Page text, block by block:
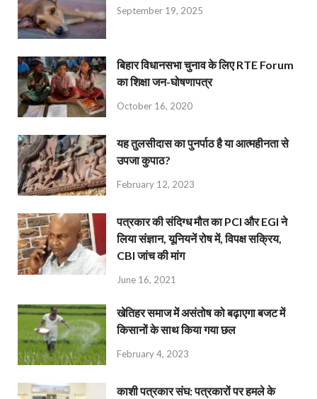
September 19, 2025
बिहार विधानसभा चुनाव के लिए RTE Forum
का शिक्षा जन-घोषणापत्र
October 16, 2020
यह तुलसीदास का पुनर्पाठ है या आत्महीनता से
उपजा कुपाठ?
February 12, 2023
पत्रकार की संदिग्ध मौत का PCI और EGI ने
लिया संज्ञान, यूनियनें रोष में, विपक्ष सक्रिय,
CBI जांच की मांग
June 16, 2021
खेतिहर समाज में असंतोष को बढ़ाएगा बजट में
किसानों के साथ किया गया छल
February 4, 2023
काशी पत्रकार संघ: पत्रकारों पर हमले के